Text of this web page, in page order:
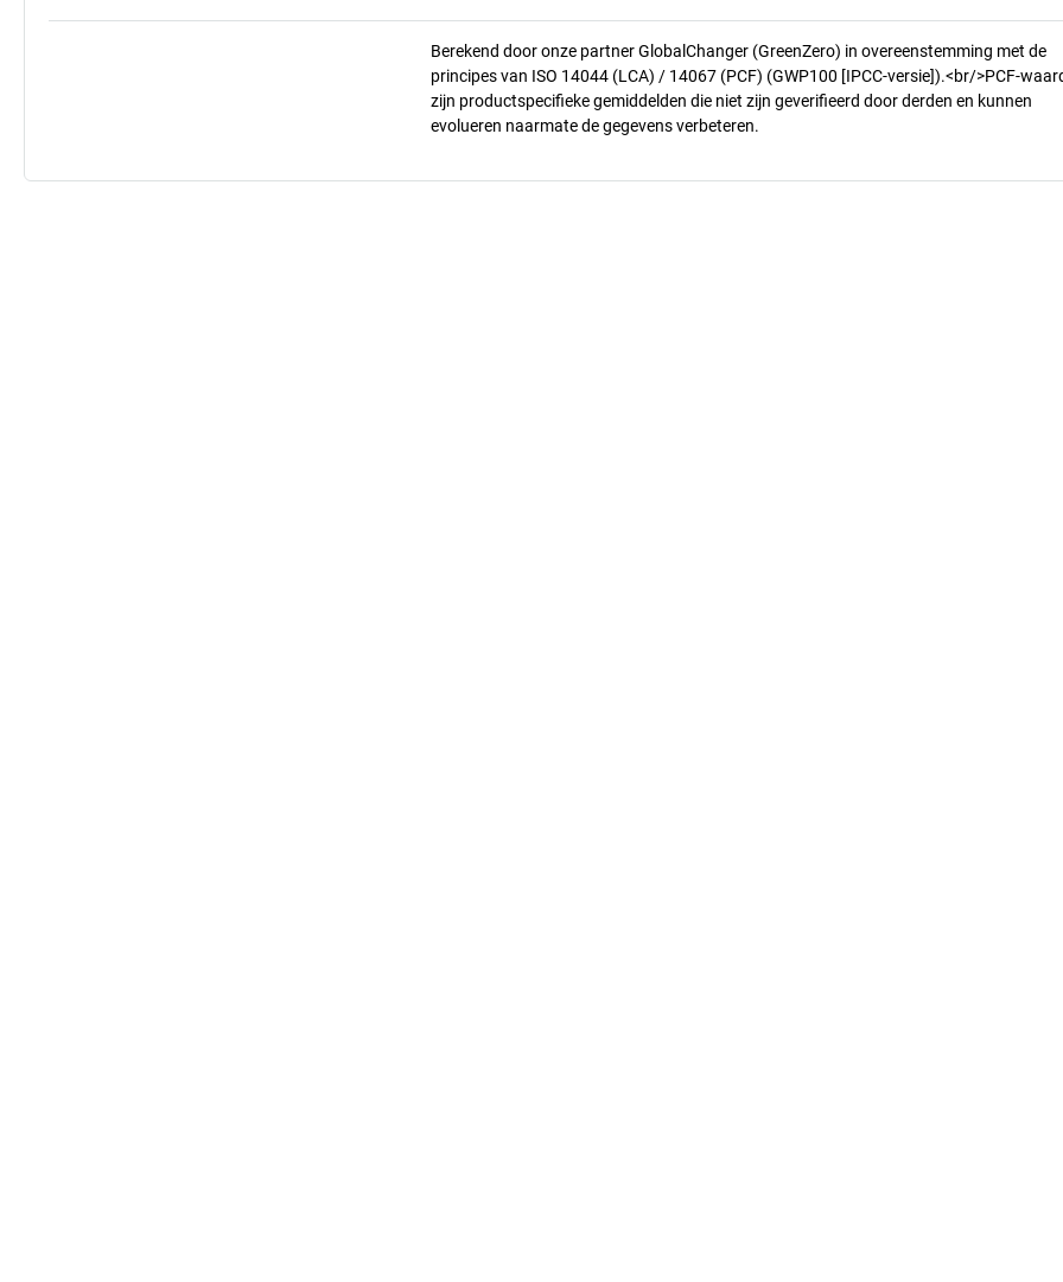
Berekend door onze partner GlobalChanger (GreenZero) in overeenstemming met de
principes van ISO 14044 (LCA) / 14067 (PCF) (GWP100 [IPCC-versie]).<br/>PCF-
zijn productspecifieke gemiddelden die niet zijn geverifieerd door derden en kunnen
evolueren naarmate de gegevens verbeteren.